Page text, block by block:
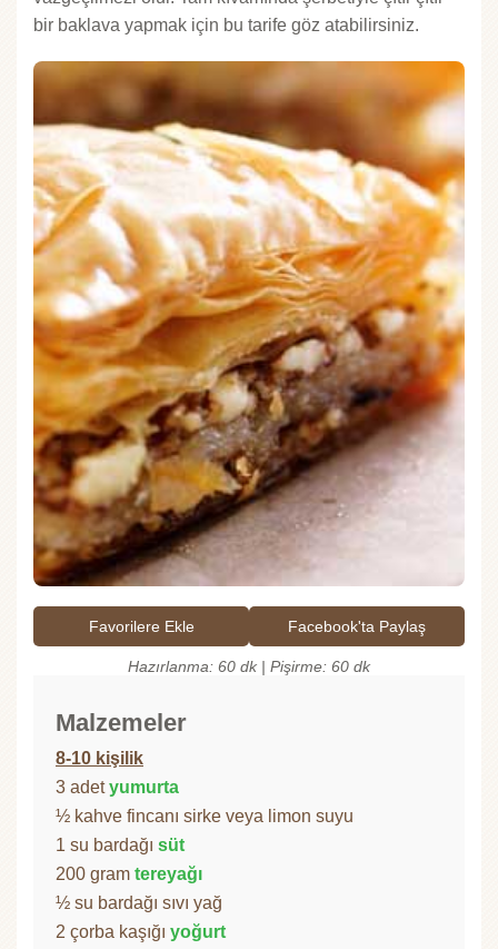
bir baklava yapmak için bu tarife göz atabilirsiniz.
Favorilere Ekle Facebook'ta Paylaş
Hazırlanma: 60 dk | Pişirme: 60 dk
Malzemeler
8-10 kişilik
3 adetyumurta
½ kahve fincanı sirke veya limon suyu
1 su bardağı süt
200 gram tereyağı
½ su bardağı sıvı yağ
2 çorba kaşığı yoğurt